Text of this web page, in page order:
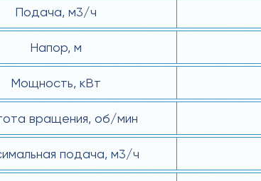
Подача, м3/ч
Напор, м
Мощность, кВт
вращения, об/мин
подача, м3/ч